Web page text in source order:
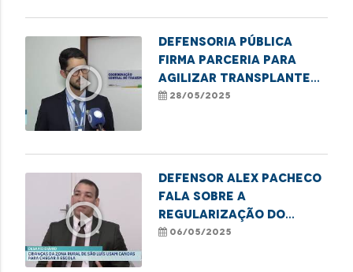
intestinais
play_circle_outline
Defensoria Pública
firma parceria para
agilizar transplantes
no Maranhão
28/05/2025
play_circle_outline
Defensor Alex Pacheco
fala sobre a
regularização do
transporte de alunos
06/05/2025